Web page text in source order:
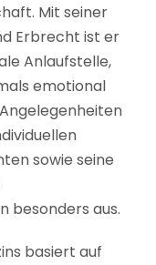
Mit seiner
Erbrecht ist er
Anlaufstelle,
emotional
sowie seine
besonders aus.
basiert auf